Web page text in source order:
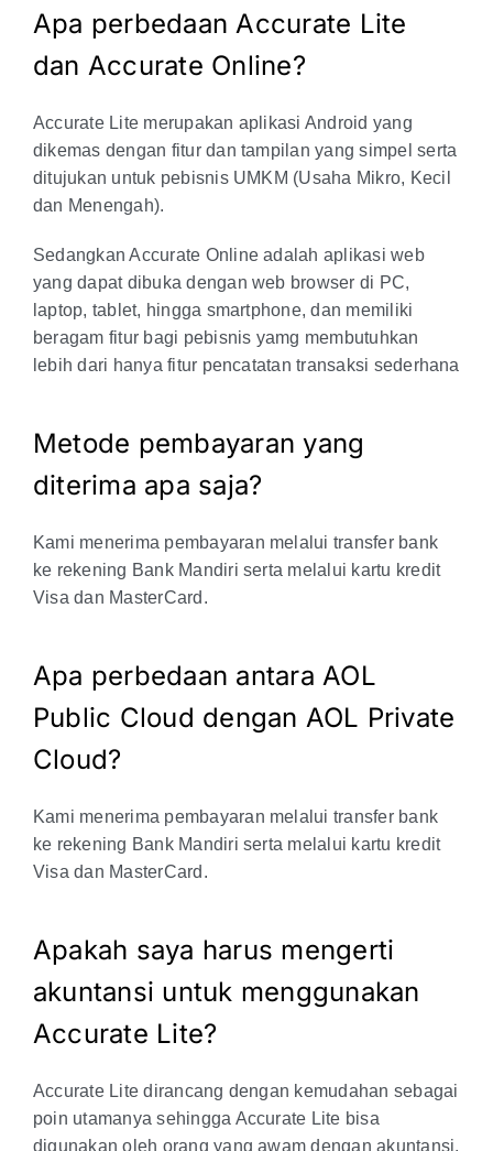
Apa perbedaan Accurate Lite
dan Accurate Online?
Accurate Lite merupakan aplikasi Android yang
dikemas dengan fitur dan tampilan yang simpel serta
ditujukan untuk pebisnis UMKM (Usaha Mikro, Kecil
dan Menengah).
Sedangkan Accurate Online adalah aplikasi web
yang dapat dibuka dengan web browser di PC,
laptop, tablet, hingga smartphone, dan memiliki
beragam fitur bagi pebisnis yamg membutuhkan
lebih dari hanya fitur pencatatan transaksi sederhana
Metode pembayaran yang
diterima apa saja?
Kami menerima pembayaran melalui transfer bank
ke rekening Bank Mandiri serta melalui kartu kredit
Visa dan MasterCard.
Apa perbedaan antara AOL
Public Cloud dengan AOL Private
Cloud?
Kami menerima pembayaran melalui transfer bank
ke rekening Bank Mandiri serta melalui kartu kredit
Visa dan MasterCard.
Apakah saya harus mengerti
akuntansi untuk menggunakan
Accurate Lite?
Accurate Lite dirancang dengan kemudahan sebagai
poin utamanya sehingga Accurate Lite bisa
digunakan oleh orang yang awam dengan akuntansi.